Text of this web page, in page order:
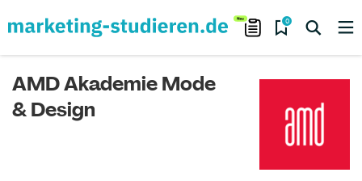
0
AMD Akademie Mode
& Design